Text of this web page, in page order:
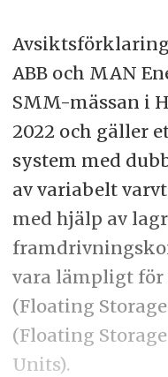
ABB och MAN
SMM-mässan i
2022 och gäller
system med
av variabelt
med hjälp av
vara lämpligt för
(Floating
(Floating
Units).